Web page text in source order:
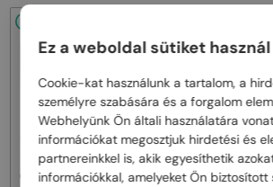
Gucci—Napszemüvegek
GG1620S - 001 - 52
Gucci—
GG1620S -
Ez a weboldal sütiket használ
Cookie-kat használunk a tartalom, a
személyre szabására és a forgalom
Webhelyünk Ön általi használatára
információkat megosztjuk hirdetési és
partnereinkkel is, akik egyesíthetik
információkkal, amelyeket Ön biztosított